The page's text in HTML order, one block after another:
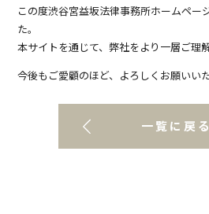
この度渋谷宮益坂法律事務所ホームペー
た。
本サイトを通じて、弊社をより一層ご理
今後もご愛顧のほど、よろしくお願いいた
一覧に戻る